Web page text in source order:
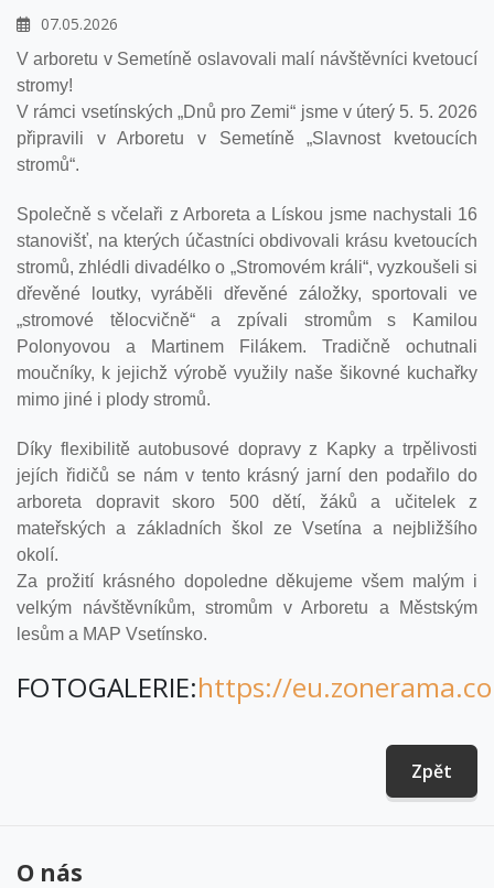
07.05.2026
V arboretu v Semetíně oslavovali malí návštěvníci kvetoucí
stromy!
V rámci vsetínských „Dnů pro Zemi“ jsme v úterý 5. 5. 2026
připravili v Arboretu v Semetíně „Slavnost kvetoucích
stromů“.
Společně s včelaři z Arboreta a Lískou jsme nachystali 16
stanovišť, na kterých účastníci obdivovali krásu kvetoucích
stromů, zhlédli divadélko o „Stromovém králi“, vyzkoušeli si
dřevěné loutky, vyráběli dřevěné záložky, sportovali ve
„stromové tělocvičně“ a zpívali stromům s Kamilou
Polonyovou a Martinem Filákem. Tradičně ochutnali
moučníky, k jejichž výrobě využily naše šikovné kuchařky
mimo jiné i plody stromů.
Díky flexibilitě autobusové dopravy z Kapky a trpělivosti
jejích řidičů se nám v tento krásný jarní den podařilo do
arboreta dopravit skoro 500 dětí, žáků a učitelek z
mateřských a základních škol ze Vsetína a nejbližšího
okolí.
Za prožití krásného dopoledne děkujeme všem malým i
velkým návštěvníkům, stromům v Arboretu a Městským
lesům a MAP Vsetínsko.
FOTOGALERIE:https://
Zpět
O nás